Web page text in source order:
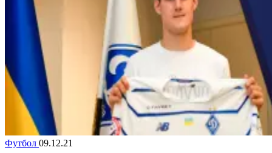
Футбол 09.12.21